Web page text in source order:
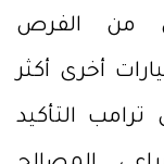
من الفرص
أخرى أكثر
التأكيد